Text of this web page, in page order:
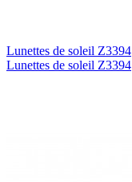
Lunettes de soleil Z3394
Lunettes de soleil Z3394